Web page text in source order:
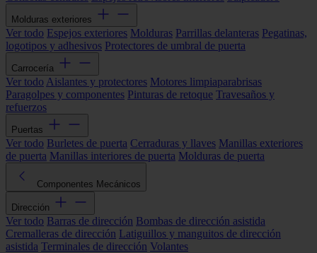
Molduras exteriores
Ver todo Espejos exteriores Molduras Parrillas delanteras Pegatinas,
logotipos y adhesivos Protectores de umbral de puerta
Carrocería
Ver todo Aislantes y protectores Motores limpiaparabrisas
Paragolpes y componentes Pinturas de retoque Travesaños y
refuerzos
Puertas
Ver todo Burletes de puerta Cerraduras y llaves Manillas exteriores
de puerta Manillas interiores de puerta Molduras de puerta
Componentes Mecánicos
Dirección
Ver todo Barras de dirección Bombas de dirección asistida
Cremalleras de dirección Latiguillos y manguitos de dirección
asistida Terminales de dirección Volantes